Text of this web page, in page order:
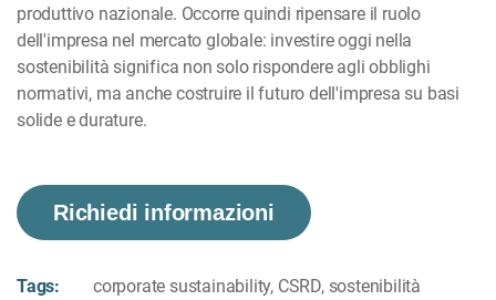
produttivo nazionale. Occorre quindi ripensare il ruolo
dell'impresa nel mercato globale: investire oggi nella
sostenibilità significa non solo rispondere agli obblighi
normativi, ma anche costruire il futuro dell'impresa su basi
solide e durature.
Richiedi informazioni
Tags: corporate sustainability, CSRD, sostenibilità